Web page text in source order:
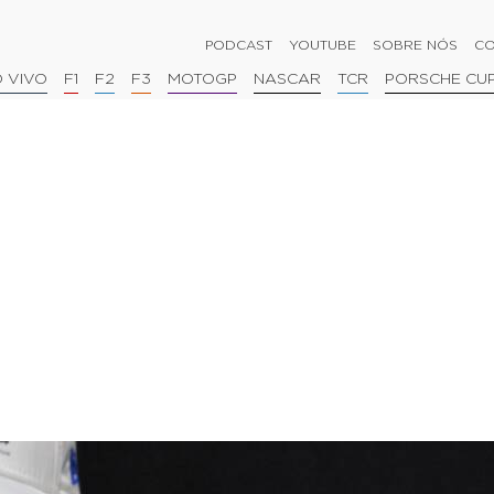
PODCAST YOUTUBE SOBRE NÓS
VIVO F1 F2 F3 MOTOGP NASCAR TCR PORSCHE